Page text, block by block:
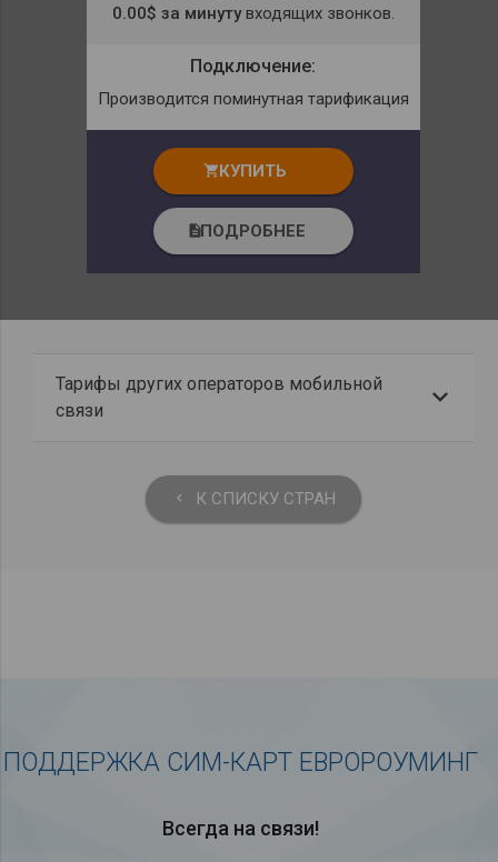
0.00$ за минутувходящих звонков.
Подключение:
Производится поминутная тарификация
shopping_cart КУПИТЬ
descriptionПОДРОБНЕЕ
Тарифы других операторов мобильной
связи
keyboard_arrow_left К СПИСКУ СТРАН
ПОДДЕРЖКА СИМ-КАРТ ЕВРОРОУМИНГ
Всегда на связи!